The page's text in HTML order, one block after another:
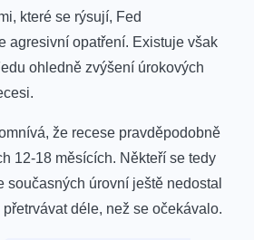
které se rýsují, Fed
agresivní opatření. Existuje však
ohledně zvýšení úrokových
že recese pravděpodobně
12-18 měsících. Někteří se tedy
současných úrovní ještě nedostal
déle, než se očekávalo.